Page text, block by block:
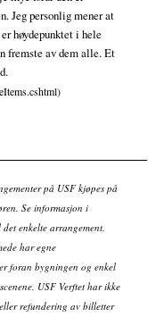
Jeg personlig mener at
høydepunktet i hele
fremste av dem alle. Et
på USF kjøpes på
Se informasjon i
enkelte arrangement.
har egne
foran bygningen og enkel
USF Verftet har ikke
refundering av billetter